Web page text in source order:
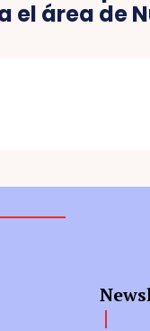
el área de